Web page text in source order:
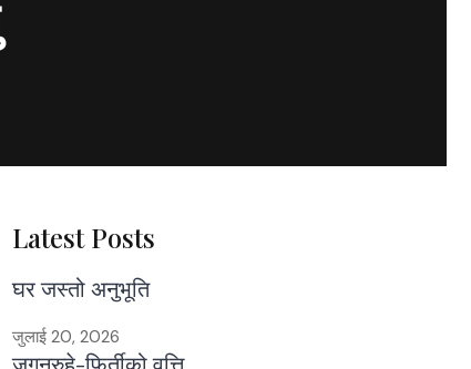
Latest Posts
घर जस्तो अनुभूति
जुलाई 20, 2026
जुगुनरुहे-फिर्तीको वृत्ति